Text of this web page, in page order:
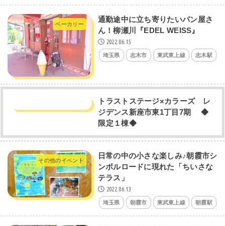
ベーカリー
通勤途中に立ち寄りたいパン屋さ
ん！柳瀬川『EDEL WEISS』
2022.06.15
埼玉県 志木市 東武東上線 志木駅
トラストステージ×カラーズ レ
ジデンス新座市東1丁目7期 ◆
限定１棟◆
その他のイベント
日常の中の小さな楽しみ♪朝霞市シ
ンボルロードに現れた「ちいさな
テラス」
2022.06.13
埼玉県 朝霞市 東武東上線 朝霞駅